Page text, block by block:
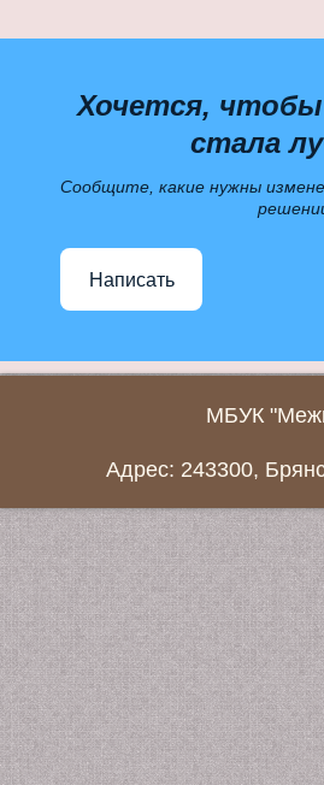
Хочется,
стала
Сообщите, какие нужны
Написать
МБУК
Адрес: 243300,